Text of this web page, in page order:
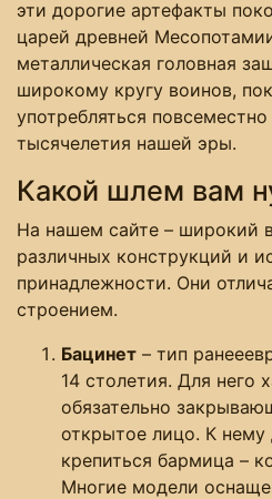
эти дорогие артефакты
царей древней
металлическая головная
широкому кругу воинов,
употребляться повсеместно
тысячелетия нашей эры.
Какой шлем вам
На нашем сайте – широкий
различных конструкций и
принадлежности. Они
строением.
Бацинет – тип
14 столетия. Для него
обязательно
открытое лицо. К
крепиться бармица –
Многие модели